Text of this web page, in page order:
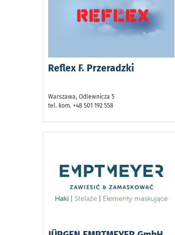
Reflex F. Przeradzki
Warszawa, Odlewnicza 5
tel. kom. +48 501 192 558